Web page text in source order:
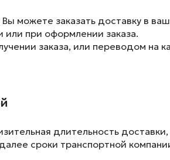
можете заказать доставку в
или при оформлении заказа.
заказа, или переводом на
длительность
сроки транспортной